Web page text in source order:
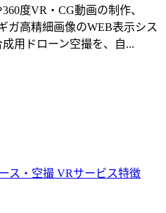
度VR・CG動画の制作、
ガ高精細画像のWEB表示シス
用ドローン空撮を、自...
ス・空撮 VRサービス特徴